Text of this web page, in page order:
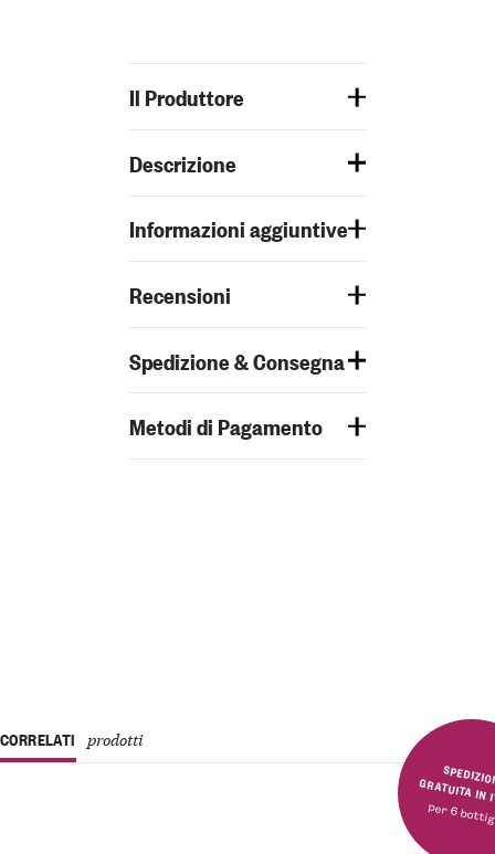
Il Produttore
Descrizione
Informazioni aggiuntive
Recensioni
Spedizione & Consegna
Metodi di Pagamento
SPEDIZIONE
per 6
CORRELATI prodotti